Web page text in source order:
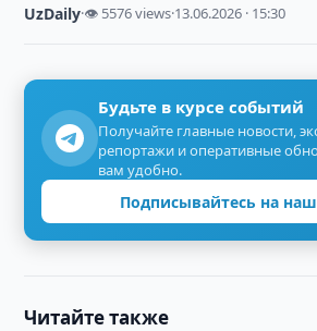
UzDaily·👁 5576 views·13.06.2026 · 15:30
Будьте в курсе событий
Получайте главные новости,
репортажи и оперативные
вам удобно.
Подписывайтесь на
Читайте также